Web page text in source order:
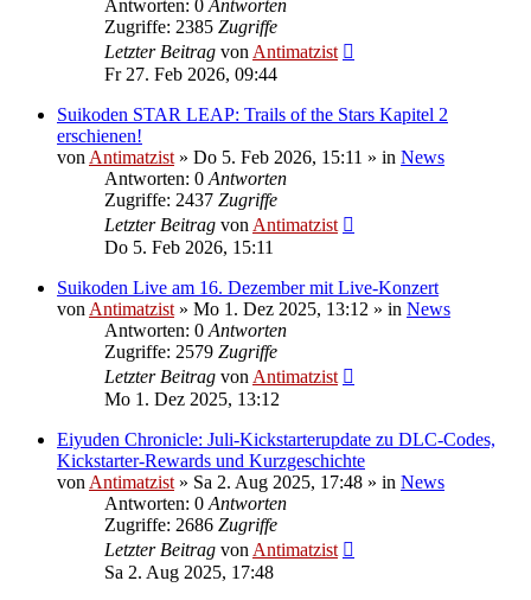
Antworten: 0 Antworten
Zugriffe: 2385 Zugriffe
Letzter Beitrag von Antimatzist
Fr 27. Feb 2026, 09:44
Suikoden STAR LEAP: Trails of the Stars Kapitel 2
erschienen!
von Antimatzist » Do 5. Feb 2026, 15:11 » in News
Antworten: 0 Antworten
Zugriffe: 2437 Zugriffe
Letzter Beitrag von Antimatzist
Do 5. Feb 2026, 15:11
Suikoden Live am 16. Dezember mit Live-Konzert
von Antimatzist » Mo 1. Dez 2025, 13:12 » in News
Antworten: 0 Antworten
Zugriffe: 2579 Zugriffe
Letzter Beitrag von Antimatzist
Mo 1. Dez 2025, 13:12
Eiyuden Chronicle: Juli-Kickstarterupdate zu DLC-Codes,
Kickstarter-Rewards und Kurzgeschichte
von Antimatzist » Sa 2. Aug 2025, 17:48 » in News
Antworten: 0 Antworten
Zugriffe: 2686 Zugriffe
Letzter Beitrag von Antimatzist
Sa 2. Aug 2025, 17:48